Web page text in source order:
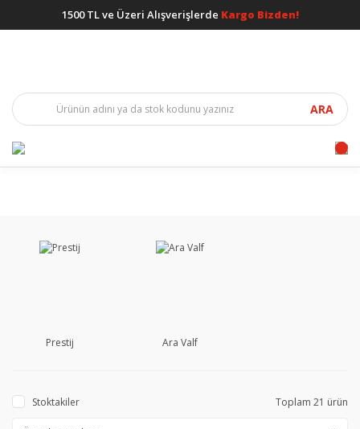
1500 TL ve Üzeri Alışverişlerde Kargo Bizden!
ARA
Prestij Ara Valf
Stoktakiler Toplam 21 ürün